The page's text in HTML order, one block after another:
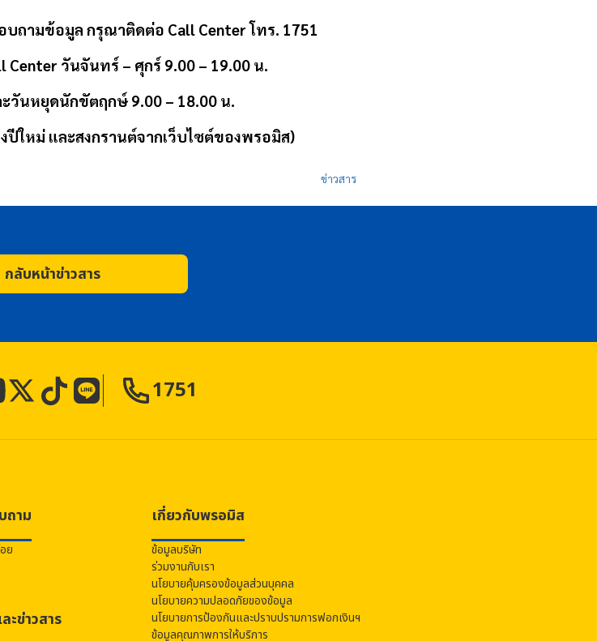
บถามข้อมูล กรุณาติดต่อ Call Center โทร. 1751
Center วันจันทร์ – ศุกร์ 9.00 – 19.00 น.
วันหยุดนักขัตฤกษ์ 9.00 – 18.00 น.
ใหม่ และสงกรานต์จากเว็บไซต์ของพรอมิส)
ข่าวสาร
กลับหน้าข่าวสาร
1751
ถาม
ย
ะข่าวสาร
เกี่ยวกับพรอมิส
ข้อมูลบริษัท
ร่วมงานกับเรา
นโยบายคุ้มครองข้อมูลส่วนบุคคล
นโยบายความปลอดภัยของข้อมูล
นโยบายการป้องกันและปราบปรามการฟอกเงินฯ
ข้อมูลคุณภาพการให้บริการ